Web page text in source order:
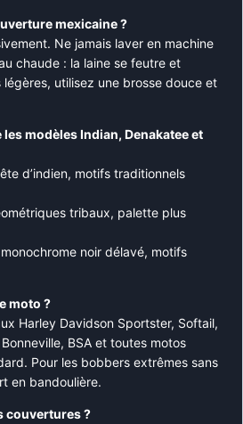
mexicaine ?
Ne jamais laver en machine
chaude : la laine se feutre et
utilisez une brosse douce et
modèles Indian, Denakatee et
d’indien, motifs traditionnels
tribaux, palette plus
noir délavé, motifs
moto ?
Harley Davidson Sportster, Softail,
BSA et toutes motos
Pour les bobbers extrêmes sans
en bandoulière.
couvertures ?